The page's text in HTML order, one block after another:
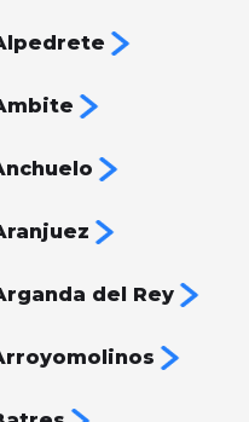
del Rey